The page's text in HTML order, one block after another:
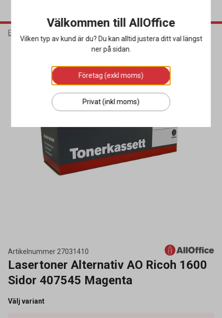
Elektronik
Artikelnummer 27031410
Lasertoner Alternativ AO Ricoh 1600
Sidor 407545 Magenta
Välj variant
Välkommen till AllOffice
Vilken typ av kund är du? Du kan alltid justera ditt val längst
ner på sidan.
Företag (exkl moms)
Privat (inkl moms)